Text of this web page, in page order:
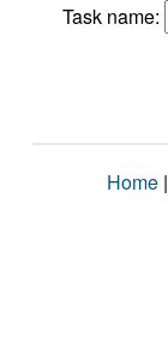
Task name:
Home |